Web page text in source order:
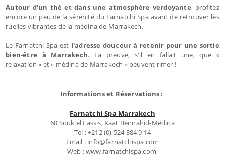
Autour d'un thé et dans une atmosphère verdoyante, profitez
encore un peu de la sérénité du Farnatchi Spa avant de retrouver les
ruelles vibrantes de la médina de Marrakech.
Le Farnatchi Spa est l'adresse douceur à retenir pour une sortie
bien-être à Marrakech. La preuve, s'il en fallait une, que «
relaxation » et « médina de Marrakech » peuvent rimer !
Informations et Réservations :
Farnatchi Spa Marrakech
60 Souk el Fassis, Kaat Bennahid-Médina
Tel : +212 (0) 524 384 9 14
Email : info@farnatchispa.com
Web : www.farnatchispa.com